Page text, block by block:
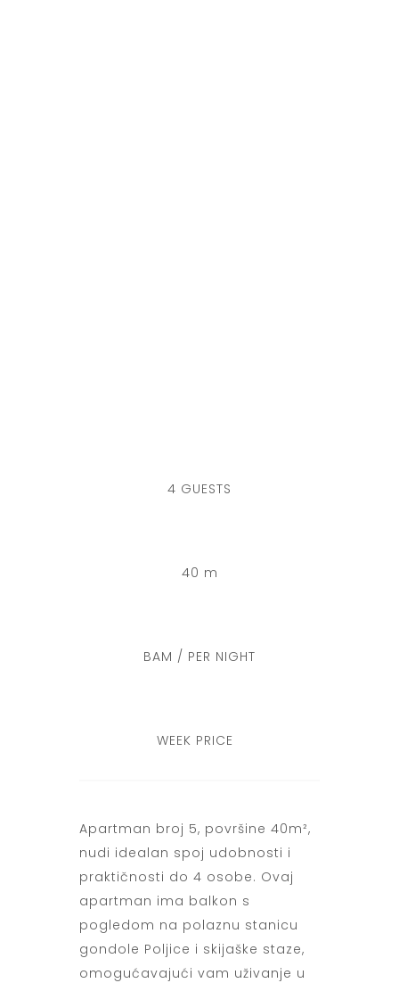
4 GUESTS
40 m
BAM / PER NIGHT
WEEK PRICE
Apartman broj 5, površine 40m²,
nudi idealan spoj udobnosti i
praktičnosti do 4 osobe. Ovaj
apartman ima balkon s
pogledom na polaznu stanicu
gondole Poljice i skijaške staze,
omogućavajući vam uživanje u